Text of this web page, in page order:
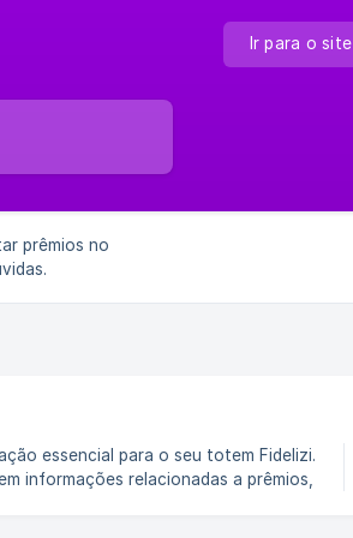
Ir para o site
prêmios no
informações relacionadas a prêmios,